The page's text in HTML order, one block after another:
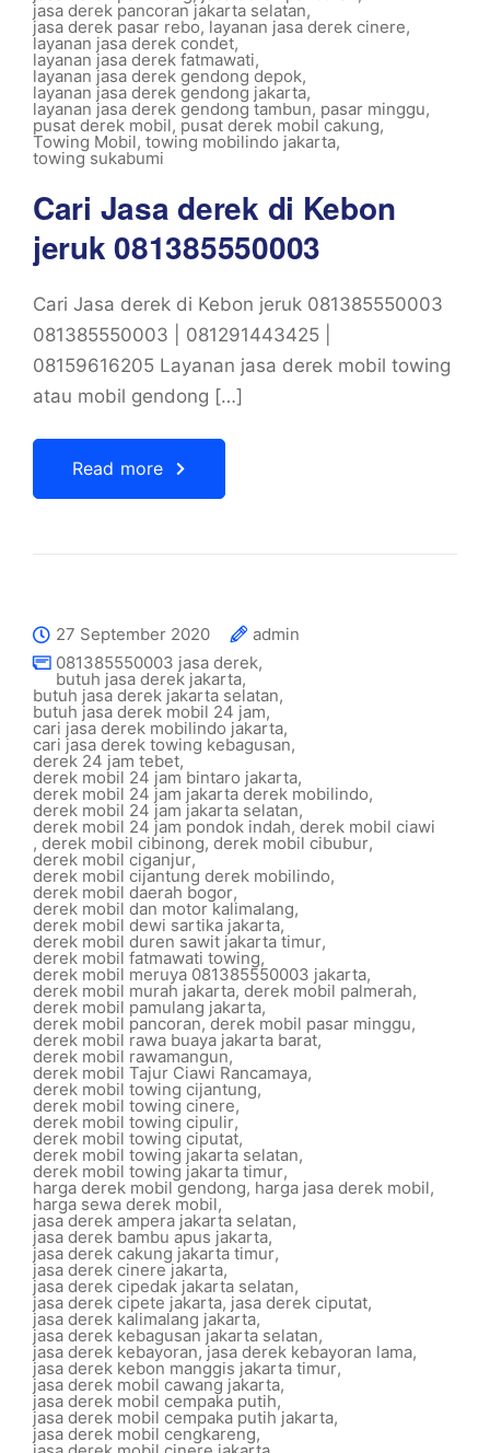
jasa derek pancoran jakarta selatan,
jasa derek pasar rebo, layanan jasa derek cinere,
layanan jasa derek condet,
layanan jasa derek fatmawati,
layanan jasa derek gendong depok,
layanan jasa derek gendong jakarta,
layanan jasa derek gendong tambun, pasar minggu,
pusat derek mobil, pusat derek mobil cakung,
Towing Mobil, towing mobilindo jakarta,
towing sukabumi
Cari Jasa derek di Kebon
jeruk 081385550003
Cari Jasa derek di Kebon jeruk 081385550003
081385550003 | 081291443425 |
08159616205 Layanan jasa derek mobil towing
atau mobil gendong […]
Read more
27 September 2020
admin
081385550003 jasa derek,
butuh jasa derek jakarta,
butuh jasa derek jakarta selatan,
butuh jasa derek mobil 24 jam,
cari jasa derek mobilindo jakarta,
cari jasa derek towing kebagusan,
derek 24 jam tebet,
derek mobil 24 jam bintaro jakarta,
derek mobil 24 jam jakarta derek mobilindo,
derek mobil 24 jam jakarta selatan,
derek mobil 24 jam pondok indah, derek mobil ciawi
, derek mobil cibinong, derek mobil cibubur,
derek mobil ciganjur,
derek mobil cijantung derek mobilindo,
derek mobil daerah bogor,
derek mobil dan motor kalimalang,
derek mobil dewi sartika jakarta,
derek mobil duren sawit jakarta timur,
derek mobil fatmawati towing,
derek mobil meruya 081385550003 jakarta,
derek mobil murah jakarta, derek mobil palmerah,
derek mobil pamulang jakarta,
derek mobil pancoran,derek mobil pasar minggu,
derek mobil rawa buaya jakarta barat,
derek mobil rawamangun,
derek mobil Tajur Ciawi Rancamaya,
derek mobil towing cijantung,
derek mobil towing cinere,
derek mobil towing cipulir,
derek mobil towing ciputat,
derek mobil towing jakarta selatan,
derek mobil towing jakarta timur,
harga derek mobil gendong, harga jasa derek mobil,
harga sewa derek mobil,
jasa derek ampera jakarta selatan,
jasa derek bambu apus jakarta,
jasa derek cakung jakarta timur,
jasa derek cinere jakarta,
jasa derek cipedak jakarta selatan,
jasa derek cipete jakarta, jasa derek ciputat,
jasa derek kalimalang jakarta,
jasa derek kebagusan jakarta selatan,
jasa derek kebayoran,jasa derek kebayoran lama,
jasa derek kebon manggis jakarta timur,
jasa derek mobil cawang jakarta,
jasa derek mobil cempaka putih,
jasa derek mobil cempaka putih jakarta,
jasa derek mobil cengkareng,